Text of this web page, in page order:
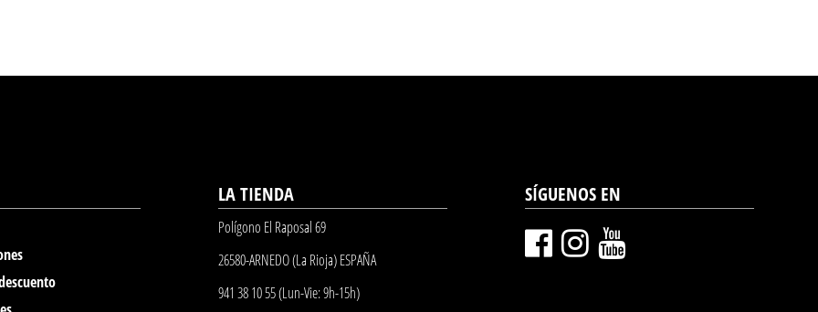
LA TIENDA
Polígono El Raposal 69
26580-ARNEDO (La Rioja) ESPAÑA
941 38 10 55 (Lun-Vie: 9h-15h)
SÍGUENOS EN